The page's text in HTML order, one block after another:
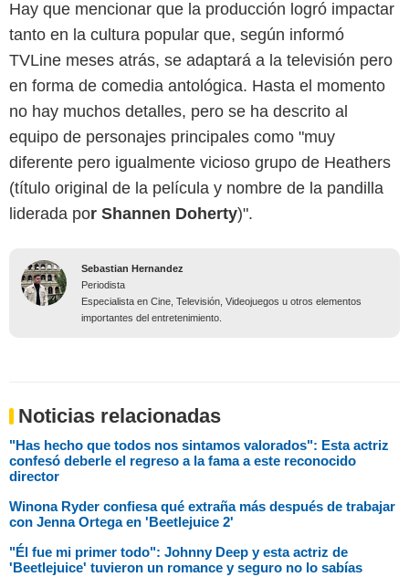
Hay que mencionar que la producción logró impactar
tanto en la cultura popular que, según informó
TVLine meses atrás, se adaptará a la televisión pero
en forma de comedia antológica. Hasta el momento
no hay muchos detalles, pero se ha descrito al
equipo de personajes principales como "muy
diferente pero igualmente vicioso grupo de Heathers
(título original de la película y nombre de la pandilla
liderada por Shannen Doherty)".
Sebastian Hernandez
Periodista
Especialista en Cine, Televisión, Videojuegos u otros elementos
importantes del entretenimiento.
Noticias relacionadas
"Has hecho que todos nos sintamos valorados": Esta actriz
confesó deberle el regreso a la fama a este reconocido
director
Winona Ryder confiesa qué extraña más después de trabajar
con Jenna Ortega en 'Beetlejuice 2'
"Él fue mi primer todo": Johnny Deep y esta actriz de
'Beetlejuice' tuvieron un romance y seguro no lo sabías